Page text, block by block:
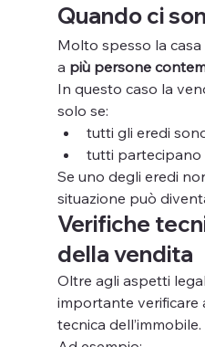
Quando ci
Molto spesso la
a più persone
In questo caso la
solo se:
tutti gli eredi
tutti partecipano
Se uno degli eredi
situazione può
Verifiche
della vendita
Oltre agli aspetti
importante verificare
tecnica dell’immobile.